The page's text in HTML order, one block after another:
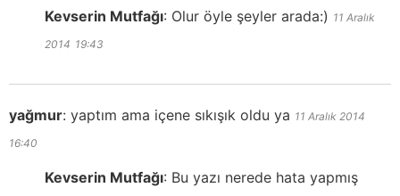
Kevserin Mutfağı: Olur öyle şeyler arada:) 11 Aralık
2014 19:43
yağmur: yaptım ama içene sıkışık oldu ya 11 Aralık 2014
16:40
Kevserin Mutfağı: Bu yazı nerede hata yapmış